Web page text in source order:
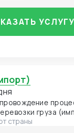
УСЛУГУ
груза
страны